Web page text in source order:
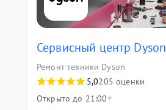
Сервисный центр Dyson
Ремонт техники Dyson
5,0205 оценки
Открыто до 21:00